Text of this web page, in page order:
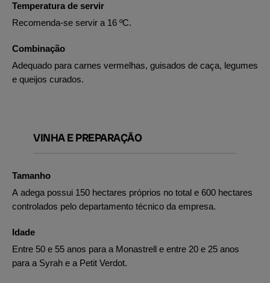
Temperatura de servir
Recomenda-se servir a 16 ºC.
Combinação
Adequado para carnes vermelhas, guisados de caça, legumes
e queijos curados.
VINHA E PREPARAÇÃO
Tamanho
A adega possui 150 hectares próprios no total e 600 hectares
controlados pelo departamento técnico da empresa.
Idade
Entre 50 e 55 anos para a Monastrell e entre 20 e 25 anos
para a Syrah e a Petit Verdot.